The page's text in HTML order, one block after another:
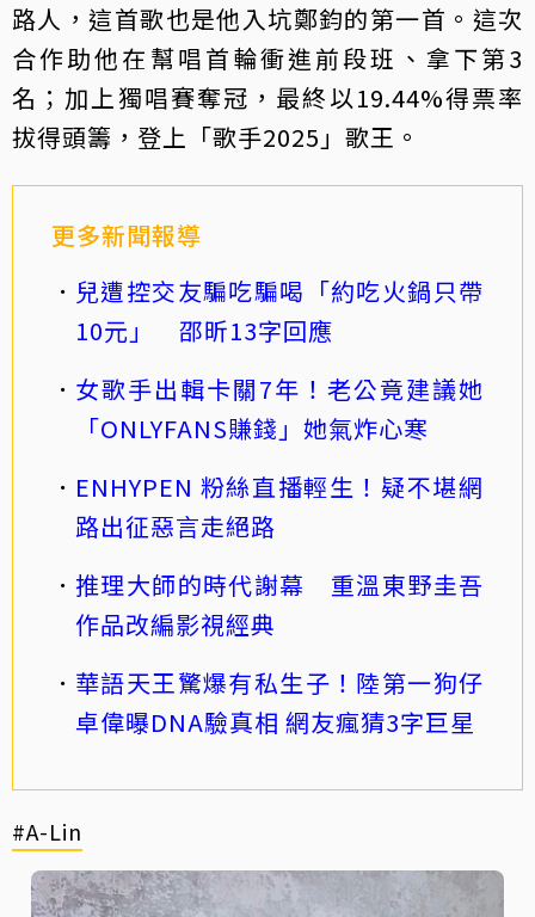
路人，這首歌也是他入坑鄭鈞的第一首。這次
合作助他在幫唱首輪衝進前段班、拿下第3
名；加上獨唱賽奪冠，最終以19.44%得票率
拔得頭籌，登上「歌手2025」歌王。
更多新聞報導
兒遭控交友騙吃騙喝「約吃火鍋只帶
10元」 邵昕13字回應
女歌手出輯卡關7年！老公竟建議她
「ONLYFANS賺錢」她氣炸心寒
ENHYPEN 粉絲直播輕生！疑不堪網
路出征惡言走絕路
推理大師的時代謝幕 重溫東野圭吾
作品改編影視經典
華語天王驚爆有私生子！陸第一狗仔
卓偉曝DNA驗真相 網友瘋猜3字巨星
#A-Lin